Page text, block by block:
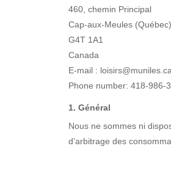
460, chemin Principal
Cap-aux-Meules (Québec)
G4T 1A1
Canada
E-mail : loisirs@muniles.ca
Phone number: 418-986-
1. Général
Nous ne sommes ni
d’arbitrage des